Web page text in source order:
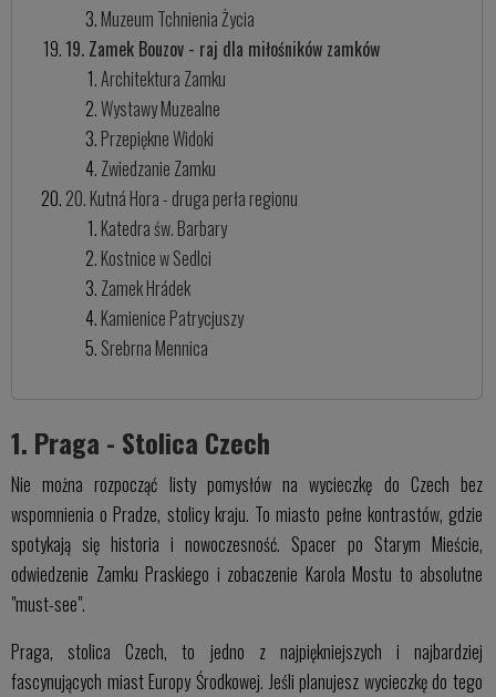
Muzeum Tchnienia Życia
19. Zamek Bouzov - raj dla miłośników zamków
Architektura Zamku
Wystawy Muzealne
Przepiękne Widoki
Zwiedzanie Zamku
20. Kutná Hora - druga perła regionu
Katedra św. Barbary
Kostnice w Sedlci
Zamek Hrádek
Kamienice Patrycjuszy
Srebrna Mennica
1. Praga - Stolica Czech
Nie można rozpocząć listy pomysłów na wycieczkę do Czech bez
wspomnienia o Pradze, stolicy kraju. To miasto pełne kontrastów, gdzie
spotykają się historia i nowoczesność. Spacer po Starym Mieście,
odwiedzenie Zamku Praskiego i zobaczenie Karola Mostu to absolutne
"must-see".
Praga, stolica Czech, to jedno z najpiękniejszych i najbardziej
fascynujących miast Europy Środkowej. Jeśli planujesz wycieczkę do tego